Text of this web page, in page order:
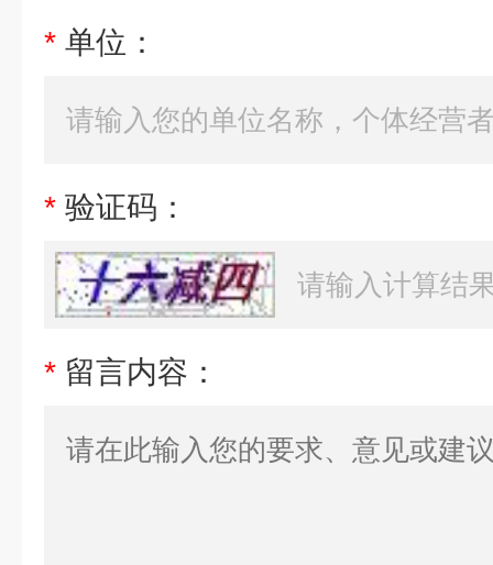
* 单位：
* 验证码：
* 留言内容：